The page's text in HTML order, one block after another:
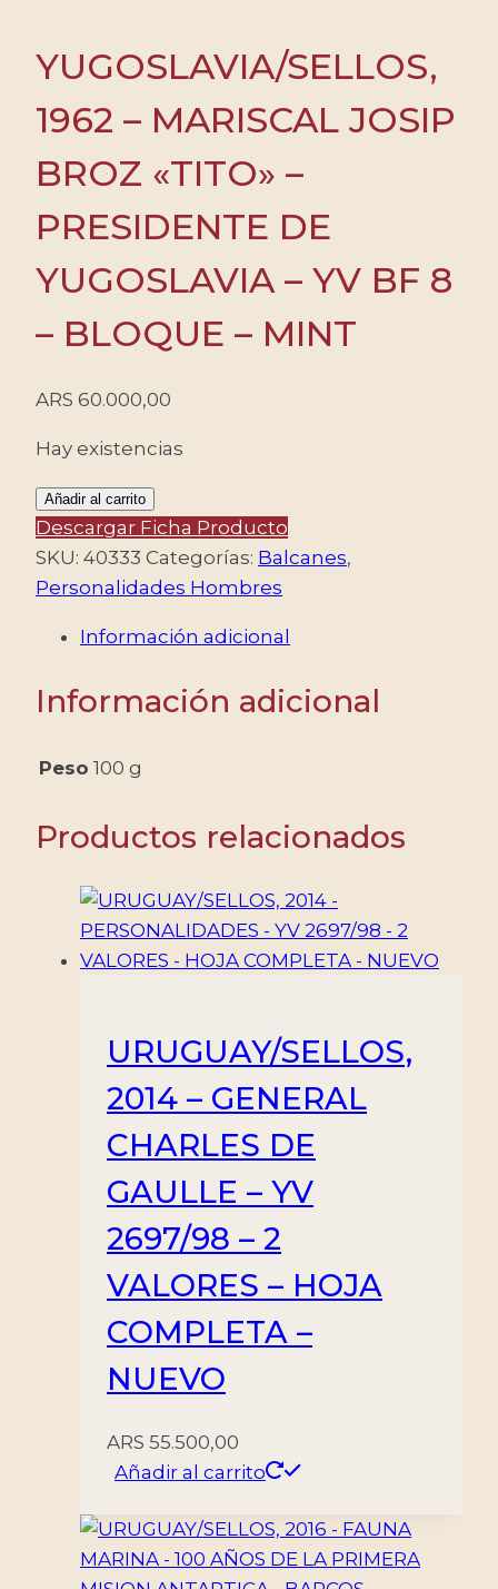
YUGOSLAVIA/SELLOS,
1962 – MARISCAL JOSIP
BROZ «TITO» –
PRESIDENTE DE
YUGOSLAVIA – YV BF 8
– BLOQUE – MINT
ARS 60.000,00
Hay existencias
YUGOSLAVIA/SELLOS,
1962
-
MARISCAL
BROZ
DE
-
BLOQUE
cantidad
Añadir al carrito
Descargar Ficha Producto
SKU: 40333 Categorías: Balcanes,
Personalidades Hombres
Información adicional
Información adicional
Peso 100 g
Productos relacionados
URUGUAY/SELLOS,
2014 – GENERAL
CHARLES DE
GAULLE – YV
2697/98 – 2
VALORES – HOJA
COMPLETA –
NUEVO
ARS 55.500,00
Añadir al carrito